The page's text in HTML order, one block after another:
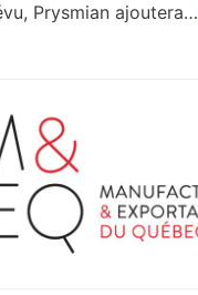
Prysmian ajoutera…